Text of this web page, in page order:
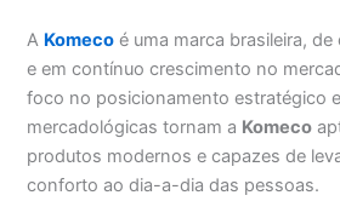
A Komeco é uma marca brasileira,
e em contínuo crescimento no
foco no posicionamento estratégico
mercadológicas tornam a Komeco
produtos modernos e capazes de
conforto ao dia-a-dia das pessoas.